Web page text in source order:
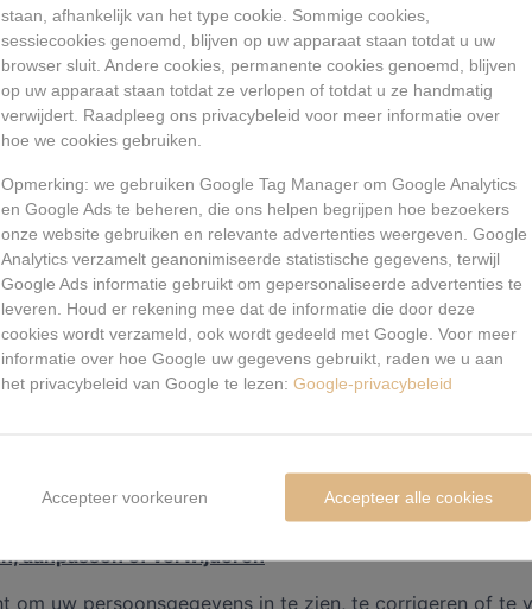
naar behoren werkt en dat bijvoorbeeld uw
verwerken uw gegevens altijd anoniem. Met
de website afstemmen op de voorkeuren van onze
om de website te kunnen optimaliseren.
aan onze website hebben wij u al geïnformeerd over
voor het plaatsen ervan.
voor cookies door uw internetbrowser zo in te
u cookies uitschakelt is het mogelijk dat bepaalde
worden.
ook alle informatie die eerder is opgeslagen via de
Wanneer u dit doet gaan alle voorkeursinstellingen
https://veiliginternetten.nl/themes/situatie/cookies-wat-
aanpassen of verwijderen
om uw persoonsgegevens in te zien, te corrigeren of te
staan, afhankelijk van het type cookie. Sommige cookies,
sessiecookies genoemd, blijven op uw apparaat staan ​​totdat u uw
browser sluit. Andere cookies, permanente cookies genoemd, blijven
op uw apparaat staan ​​totdat ze verlopen of totdat u ze handmatig
verwijdert. Raadpleeg ons privacybeleid voor meer informatie over
hoe we cookies gebruiken.
Opmerking: we gebruiken Google Tag Manager om Google Analytics
en Google Ads te beheren, die ons helpen begrijpen hoe bezoekers
onze website gebruiken en relevante advertenties weergeven. Google
Analytics verzamelt geanonimiseerde statistische gegevens, terwijl
Google Ads informatie gebruikt om gepersonaliseerde advertenties te
leveren. Houd er rekening mee dat de informatie die door deze
cookies wordt verzameld, ook wordt gedeeld met Google. Voor meer
informatie over hoe Google uw gegevens gebruikt, raden we u aan
het privacybeleid van Google te lezen: Google-privacybeleid
Accepteer voorkeuren Accepteer alle cookies